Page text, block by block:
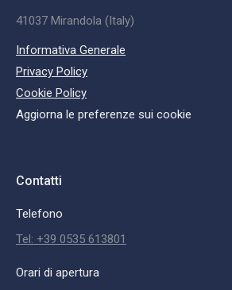
41037 Mirandola (Italy)
Informativa Generale
Privacy Policy
Cookie Policy
Aggiorna le preferenze sui cookie
Contatti
Telefono
Tel: +39 0535 613801
Orari di apertura